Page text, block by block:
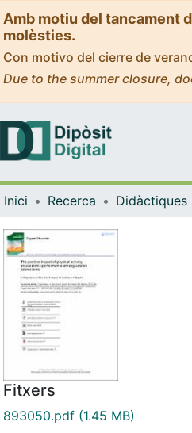
Amb motiu del tancament
molèsties.
Con motivo del cierre de
Due to the summer closure,
Inici Recerca Didàctiques
Fitxers
893050.pdf (1.45 MB)